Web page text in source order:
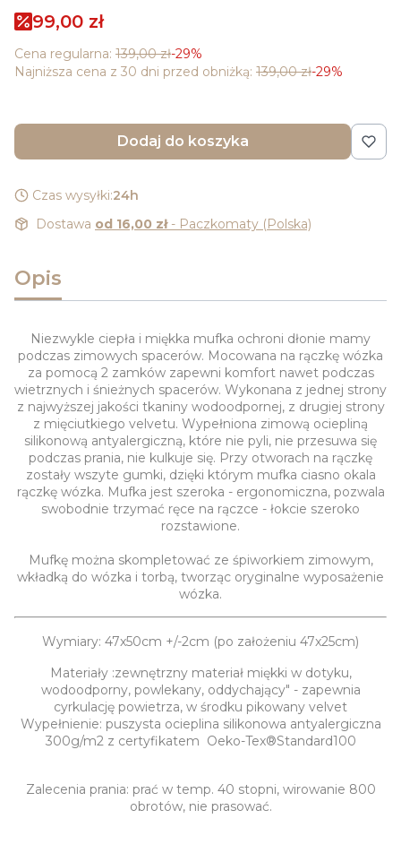
99,00 zł
Cena regularna: 139,00 zł-29%
Najniższa cena z 30 dni przed obniżką: 139,00 zł-29%
Dodaj do koszyka
Czas wysyłki:24h
Dostawa od 16,00 zł - Paczkomaty (Polska)
Opis
Niezwykle ciepła i miękka mufka ochroni dłonie mamy
podczas zimowych spacerów. Mocowana na rączkę wózka
za pomocą 2 zamków zapewni komfort nawet podczas
wietrznych i śnieżnych spacerów. Wykonana z jednej strony
z najwyższej jakości tkaniny wodoodpornej, z drugiej strony
z mięciutkiego velvetu. Wypełniona zimową ociepliną
silikonową antyalergiczną, które nie pyli, nie przesuwa się
podczas prania, nie kulkuje się. Przy otworach na rączkę
zostały wszyte gumki, dzięki którym mufka ciasno okala
rączkę wózka. Mufka jest szeroka - ergonomiczna, pozwala
swobodnie trzymać ręce na rączce - łokcie szeroko
rozstawione.
Mufkę można skompletować ze śpiworkiem zimowym,
wkładką do wózka i torbą, tworząc oryginalne wyposażenie
wózka.
Wymiary: 47x50cm +/-2cm (po założeniu 47x25cm)
Materiały :zewnętrzny materiał miękki w dotyku,
wodoodporny, powlekany, oddychający" - zapewnia
cyrkulację powietrza, w środku pikowany velvet
Wypełnienie: puszysta ocieplina silikonowa antyalergiczna
300g/m2 z certyfikatem Oeko-Tex®Standard100
Zalecenia prania: prać w temp. 40 stopni, wirowanie 800
obrotów, nie prasować.